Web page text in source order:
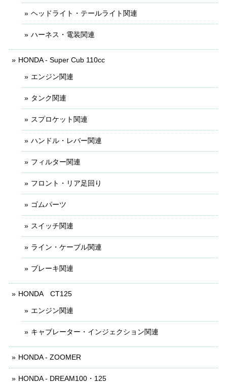
ヘッドライト・テールライト関連
ハーネス・電装関連
HONDA - Super Cub 110cc
エンジン関連
タンク関連
スプロケット関連
ハンドル・レバー関連
フィルター関連
フロント・リア足回り
ゴムパーツ
スイッチ関連
ライン・ケーブル関連
ブレーキ関連
HONDA CT125
エンジン関連
キャブレーター・インジェクション関連
HONDA - ZOOMER
HONDA - DREAM100・125